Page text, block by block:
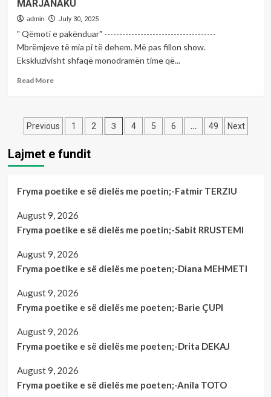
njëri-
tjetrin
të
mbajë
me
vranësira
të
MARJANAKU
admin July 30, 2025
" Qëmoti e pakënduar" -------------------------------------
Mbrëmjeve të mia pi të dehem. Më pas fillon show.
Ekskluzivisht shfaqë monodramën time që...
Read MoreRead
poetike
së
mërkurës
me
Posts
pagination
Previous 1 2 3 4 5 6 … 49 Next
Lajmet e fundit
Fryma poetike e së dielës me poetin;-Fatmir TERZIU
August 9, 2026
Fryma poetike e së dielës me poetin;-Sabit RRUSTEMI
August 9, 2026
Fryma poetike e së dielës me poeten;-Diana MEHMETI
August 9, 2026
Fryma poetike e së dielës me poeten;-Barie ÇUPI
August 9, 2026
Fryma poetike e së dielës me poeten;-Drita DEKAJ
August 9, 2026
Fryma poetike e së dielës me poeten;-Anila TOTO